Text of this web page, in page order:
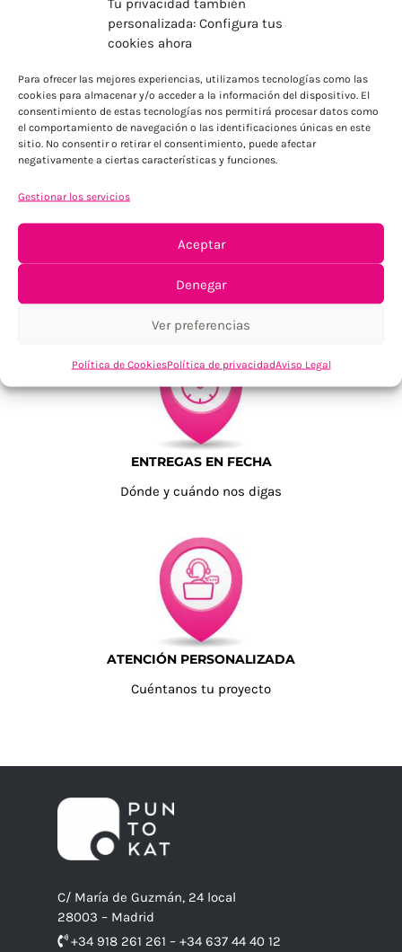
personalizada: Configura tus
cookies ahora
Para ofrecer las mejores experiencias, utilizamos tecnologías como las
cookies para almacenar y/o acceder a la información del dispositivo. El
consentimiento de estas tecnologías nos permitirá procesar datos como
el comportamiento de navegación o las identificaciones únicas en este
sitio. No consentir o retirar el consentimiento, puede afectar
negativamente a ciertas características y funciones.
Gestionar los servicios
Aceptar
Denegar
Ver preferencias
Política de CookiesPolítica de privacidadAviso Legal
Para Península, resto consultar
TU SATISFACCIÓN = LA NUESTRA
Tu confianza, nuestro objetivo
ENTREGAS EN FECHA
Dónde y cuándo nos digas
ATENCIÓN PERSONALIZADA
Cuéntanos tu proyecto
C/ María de Guzmán, 24 local
28003 – Madrid
+34 918 261 261 – +34 637 44 40 12